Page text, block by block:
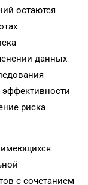
остаются
данных
риска
имеющихся
с сочетанием